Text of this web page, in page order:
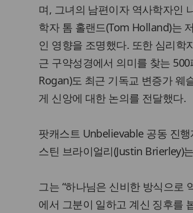
며, 그녀의 남편이자 역사학자인
학자 톰 홀랜드(Tom Holland)는
인 영향을 조명했다. 또한 심리학
근 구약성경에서 의미를 찾는
Rogan)도 최근 기독교 변증가 웨
게 신앙에 대한 논의를 전달했다.
팟캐스트 Unbelievable 공동 진
스틴 브라이얼리(Justin Brierley)
그는 “하나님은 신비한 방식으로
에서 그분이 일하고 계신 징후를